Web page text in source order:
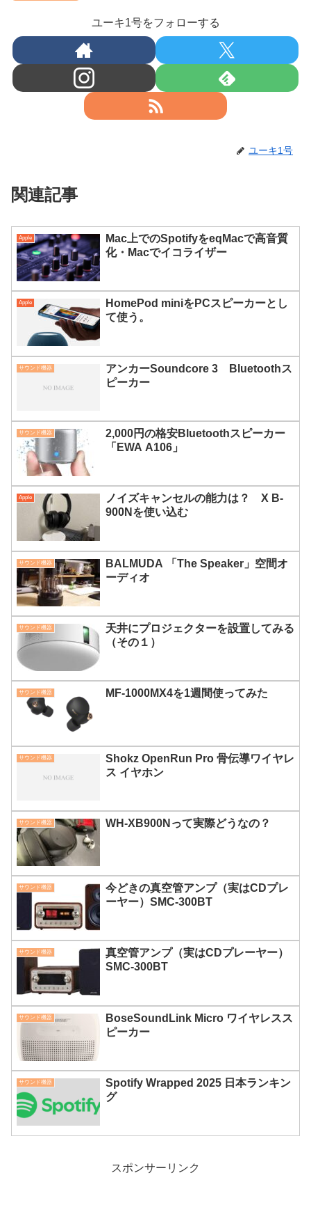
ユーキ1号をフォローする
ユーキ1号
関連記事
Apple
Mac上でのSpotifyをeqMacで高音質
化・Macでイコライザー
Apple
HomePod miniをPCスピーカーとし
て使う。
サウンド機器
アンカーSoundcore 3 Bluetoothス
ピーカー
サウンド機器
2,000円の格安Bluetoothスピーカー
「EWA A106」
Apple
ノイズキャンセルの能力は？ X B-
900Nを使い込む
サウンド機器
BALMUDA 「The Speaker」空間オ
ーディオ
サウンド機器
天井にプロジェクターを設置してみる
（その１）
サウンド機器 MF-1000MX4を1週間使ってみた
サウンド機器
Shokz OpenRun Pro 骨伝導ワイヤレ
ス イヤホン
サウンド機器 WH-XB900Nって実際どうなの？
サウンド機器
今どきの真空管アンプ（実はCDプレ
ーヤー）SMC-300BT
サウンド機器
真空管アンプ（実はCDプレーヤー）
SMC-300BT
サウンド機器
BoseSoundLink Micro ワイヤレスス
ピーカー
サウンド機器
Spotify Wrapped 2025 日本ランキン
グ
スポンサーリンク